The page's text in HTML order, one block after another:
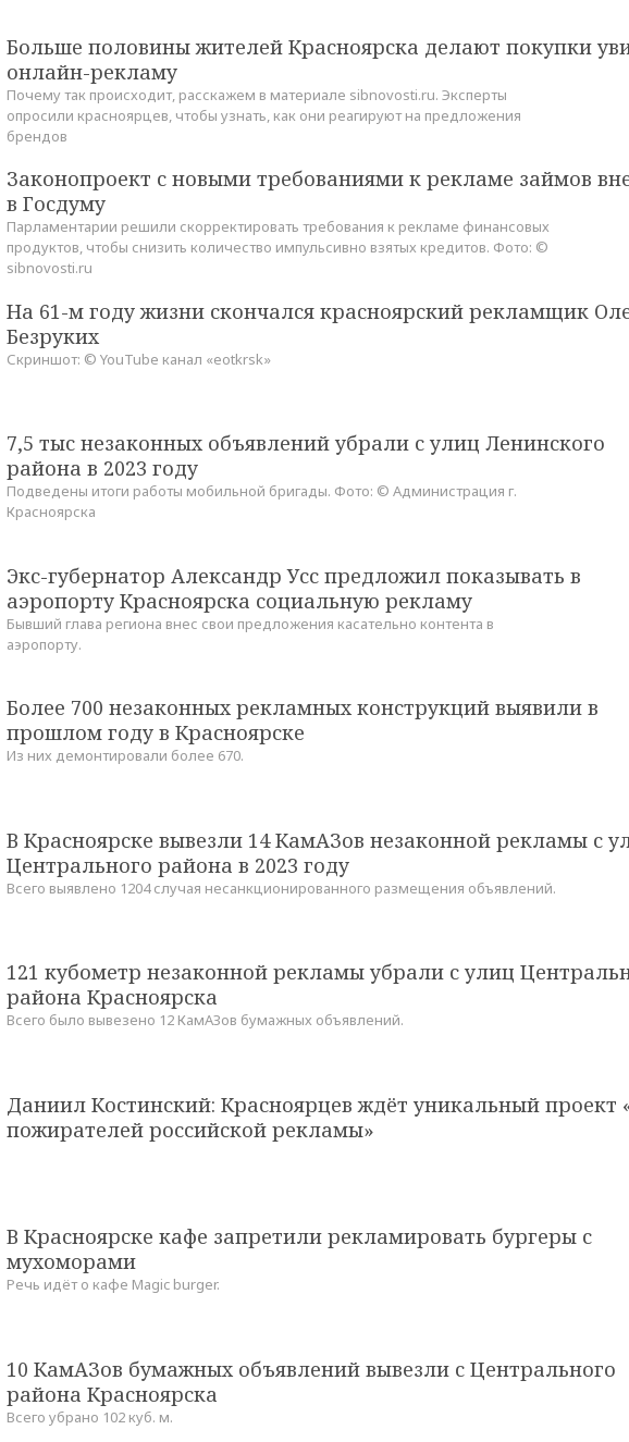
Больше половины жителей Красноярска делают покупки
онлайн-рекламу
Почему так происходит, расскажем в материале sibnovosti.ru. Эксперты
опросили красноярцев, чтобы узнать, как они реагируют на предложения
брендов
Законопроект с новыми требованиями к рекламе займов
в Госдуму
Парламентарии решили скорректировать требования к рекламе финансовых
продуктов, чтобы снизить количество импульсивно взятых кредитов. Фото: ©
sibnovosti.ru
На 61-м году жизни скончался красноярский рекламщик
Безруких
Скриншот: © YouTube канал «eotkrsk»
7,5 тыс незаконных объявлений убрали с улиц Ленинского
района в 2023 году
Подведены итоги работы мобильной бригады. Фото: © Администрация г.
Красноярска
Экс-губернатор Александр Усс предложил показывать в
аэропорту Красноярска социальную рекламу
Бывший глава региона внес свои предложения касательно контента в
аэропорту.
Более 700 незаконных рекламных конструкций выявили в
прошлом году в Красноярске
Из них демонтировали более 670.
В Красноярске вывезли 14 КамАЗов незаконной рекламы с
Центрального района в 2023 году
Всего выявлено 1204 случая несанкционированного размещения объявлений.
121 кубометр незаконной рекламы убрали с улиц
района Красноярска
Всего было вывезено 12 КамАЗов бумажных объявлений.
Даниил Костинский: Красноярцев ждёт уникальный проект
пожирателей российской рекламы»
В Красноярске кафе запретили рекламировать бургеры с
мухоморами
Речь идёт о кафе Magic burger.
10 КамАЗов бумажных объявлений вывезли с Центрального
района Красноярска
Всего убрано 102 куб. м.